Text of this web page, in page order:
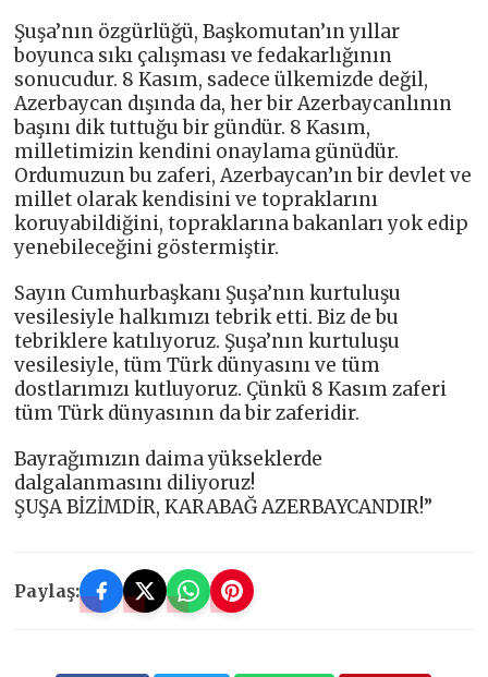
Şuşa’nın özgürlüğü, Başkomutan’ın yıllar
boyunca sıkı çalışması ve fedakarlığının
sonucudur. 8 Kasım, sadece ülkemizde değil,
Azerbaycan dışında da, her bir Azerbaycanlının
başını dik tuttuğu bir gündür. 8 Kasım,
milletimizin kendini onaylama günüdür.
Ordumuzun bu zaferi, Azerbaycan’ın bir devlet ve
millet olarak kendisini ve topraklarını
koruyabildiğini, topraklarına bakanları yok edip
yenebileceğini göstermiştir.
Sayın Cumhurbaşkanı Şuşa’nın kurtuluşu
vesilesiyle halkımızı tebrik etti. Biz de bu
tebriklere katılıyoruz. Şuşa’nın kurtuluşu
vesilesiyle, tüm Türk dünyasını ve tüm
dostlarımızı kutluyoruz. Çünkü 8 Kasım zaferi
tüm Türk dünyasının da bir zaferidir.
Bayrağımızın daima yükseklerde
dalgalanmasını diliyoruz!
ŞUŞA BİZİMDİR, KARABAĞ AZERBAYCANDIR!”
Paylaş: